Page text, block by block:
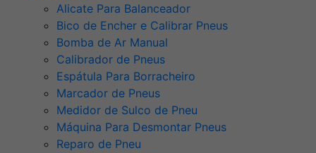
Alicate Para Balanceador
Bico de Encher e Calibrar Pneus
Bomba de Ar Manual
Calibrador de Pneus
Espátula Para Borracheiro
Marcador de Pneus
Medidor de Sulco de Pneu
Máquina Para Desmontar Pneus
Reparo de Pneu